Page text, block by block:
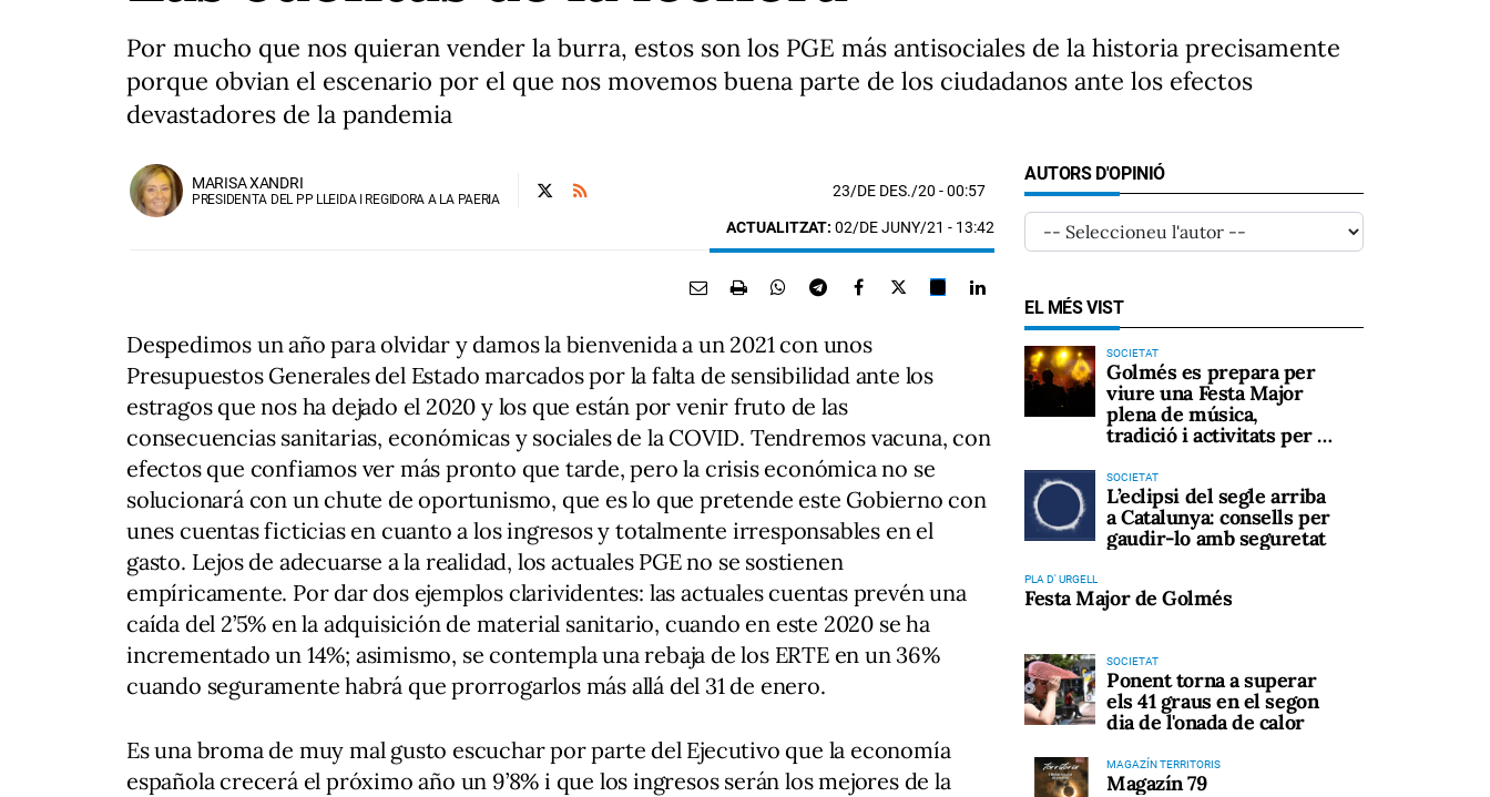
Por mucho que nos quieran vender la burra, estos son los PGE más antisociales de la historia precisamente
porque obvian el escenario por el que nos movemos buena parte de los ciudadanos ante los efectos
devastadores de la pandemia
MARISA XANDRI
PRESIDENTA DEL PP LLEIDA I REGIDORA A LA PAERIA
23/DE DES./20 - 00:57
ACTUALITZAT: 02/DE JUNY/21 - 13:42
Despedimos un año para olvidar y damos la bienvenida a un 2021 con unos
Presupuestos Generales del Estado marcados por la falta de sensibilidad ante los
estragos que nos ha dejado el 2020 y los que están por venir fruto de las
consecuencias sanitarias, económicas y sociales de la COVID. Tendremos vacuna, con
efectos que confiamos ver más pronto que tarde, pero la crisis económica no se
solucionará con un chute de oportunismo, que es lo que pretende este Gobierno con
unes cuentas ficticias en cuanto a los ingresos y totalmente irresponsables en el
gasto. Lejos de adecuarse a la realidad, los actuales PGE no se sostienen
empíricamente. Por dar dos ejemplos clarividentes: las actuales cuentas prevén una
caída del 2’5% en la adquisición de material sanitario, cuando en este 2020 se ha
incrementado un 14%; asimismo, se contempla una rebaja de los ERTE en un 36%
cuando seguramente habrá que prorrogarlos más allá del 31 de enero.
Es una broma de muy mal gusto escuchar por parte del Ejecutivo que la economía
española crecerá el próximo año un 9’8% i que los ingresos serán los mejores de la
AUTORS D'OPINIÓ
EL MÉS VIST
SOCIETAT
Golmés es prepara per
viure una Festa Major
plena de música,
tradició i activitats per a
SOCIETAT
L’eclipsi del segle arriba
a Catalunya: consells per
gaudir-lo amb seguretat
PLA D' URGELL
Festa Major de Golmés
SOCIETAT
Ponent torna a superar
els 41 graus en el segon
dia de l'onada de calor
MAGAZÍN TERRITORIS
Magazín 79